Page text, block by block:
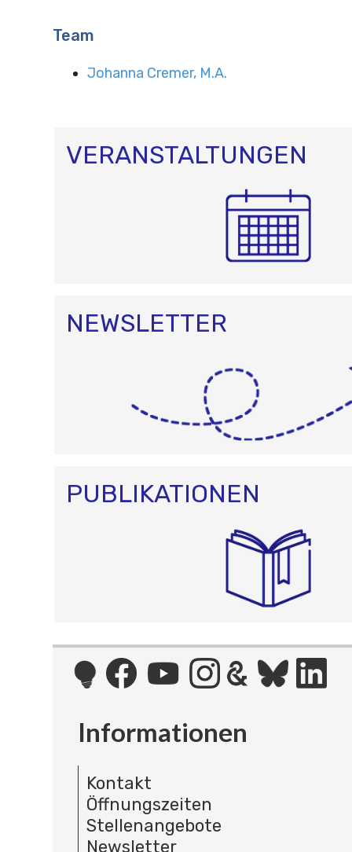
Team
Johanna Cremer, M.A.
VERANSTALTUNGEN
NEWSLETTER
PUBLIKATIONEN
Informationen
Kontakt
Öffnungszeiten
Stellenangebote
Newsletter